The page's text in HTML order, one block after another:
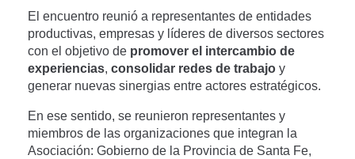
El encuentro reunió a representantes de entidades
productivas, empresas y líderes de diversos sectores
con el objetivo de promover el intercambio de
experiencias, consolidar redes de trabajo y
generar nuevas sinergias entre actores estratégicos.
En ese sentido, se reunieron representantes y
miembros de las organizaciones que integran la
Asociación: Gobierno de la Provincia de Santa Fe,